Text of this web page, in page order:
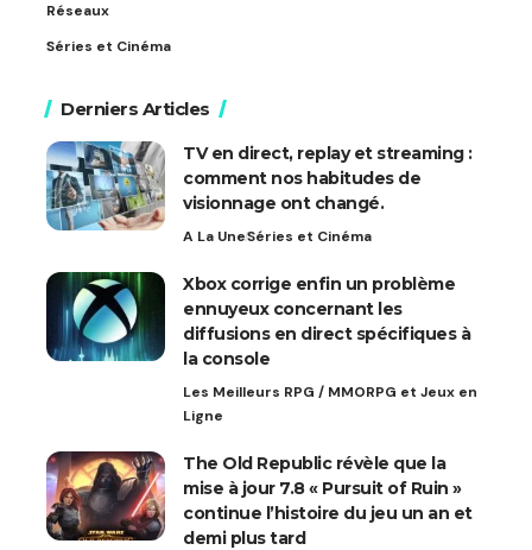
Réseaux
Séries et Cinéma
Derniers Articles
TV en direct, replay et streaming :
comment nos habitudes de
visionnage ont changé.
A La UneSéries et Cinéma
Xbox corrige enfin un problème
ennuyeux concernant les
diffusions en direct spécifiques à
la console
Les Meilleurs RPG / MMORPG et Jeux en
Ligne
The Old Republic révèle que la
mise à jour 7.8 « Pursuit of Ruin »
continue l’histoire du jeu un an et
demi plus tard